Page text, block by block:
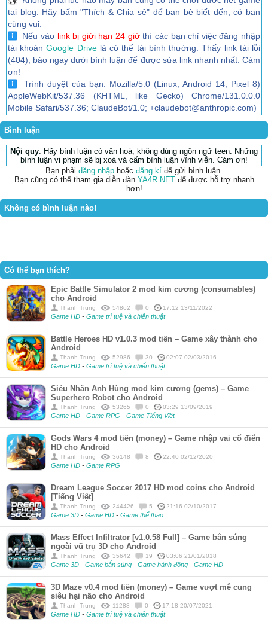
tại blog. Hãy bấm "Thích & Chia sẻ" để bạn bè biết đến, có bạn
cùng vui.
Nếu vào link bị giới hạn 24 giờthì các bạn chỉ việc đăng nhập
tài khoảnGoogle Drivelà có thể tải bình thường. Thấy link tải lỗi
(404), báo ngay dưới bình luận để được sửa link nhanh nhất. Cảm
ơn!
Trình duyệt của bạn: Mozilla/5.0 (Linux; Android 14; Pixel 8)
AppleWebKit/537.36 (KHTML, like Gecko) Chrome/131.0.0.0
Mobile Safari/537.36; ClaudeBot/1.0; +claudebot@anthropic.com)
Bình luận
Nội quy: Hãy bình luận có văn hoá, không dùng ngôn ngữ teen. Những
bình luận vi phạm sẽ bị xoá và cấm bình luận vĩnh viễn. Cám ơn!
Bạn phải đăng nhập hoặc đăng kí để gửi bình luận.
Bạn cũng có thể tham gia diễn đàn YA4R.NETđể được hỗ trợ nhanh
hơn!
Không có bình luận nào!
Có thể bạn thích?
Epic Battle Simulator 2 mod kim cương (consumables)
cho Android
Thanh Trung 54862 0 17:12 13/11/2022
Game HD - Game trí tuệ và chiến thuật
Battle Heroes HD v1.0.3 mod tiền – Game xây thành cho
Android
Thanh Trung 52986 30 02:07 02/03/2016
Game HD - Game trí tuệ và chiến thuật
Siêu Nhân Anh Hùng mod kim cương (gems) – Game
Superhero Robot cho Android
Thanh Trung 53265 0 03:29 13/09/2019
Game HD - Game RPG - Game Tiếng Việt
Gods Wars 4 mod tiền (money) – Game nhập vai cổ điển
HD cho Android
Thanh Trung 36148 8 22:40 02/12/2020
Game HD - Game RPG
Dream League Soccer 2017 HD mod coins cho Android
[Tiếng Việt]
Thanh Trung 244426 5 21:16 02/10/2017
Game 3D - Game HD - Game thể thao
Mass Effect Infiltrator [v1.0.58 Full] – Game bắn súng
ngoài vũ trụ 3D cho Android
Thanh Trung 35642 19 03:06 21/01/2018
Game 3D - Game bắn súng - Game hành động - Game HD
3D Maze v0.4 mod tiền (money) – Game vượt mê cung
siêu hại não cho Android
Thanh Trung 11288 0 17:18 20/07/2021
Game HD - Game trí tuệ và chiến thuật